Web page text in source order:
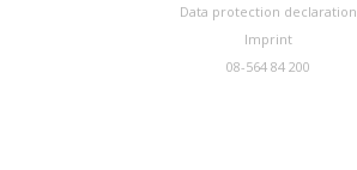
Data protection declaration
Imprint
08-564 84 200